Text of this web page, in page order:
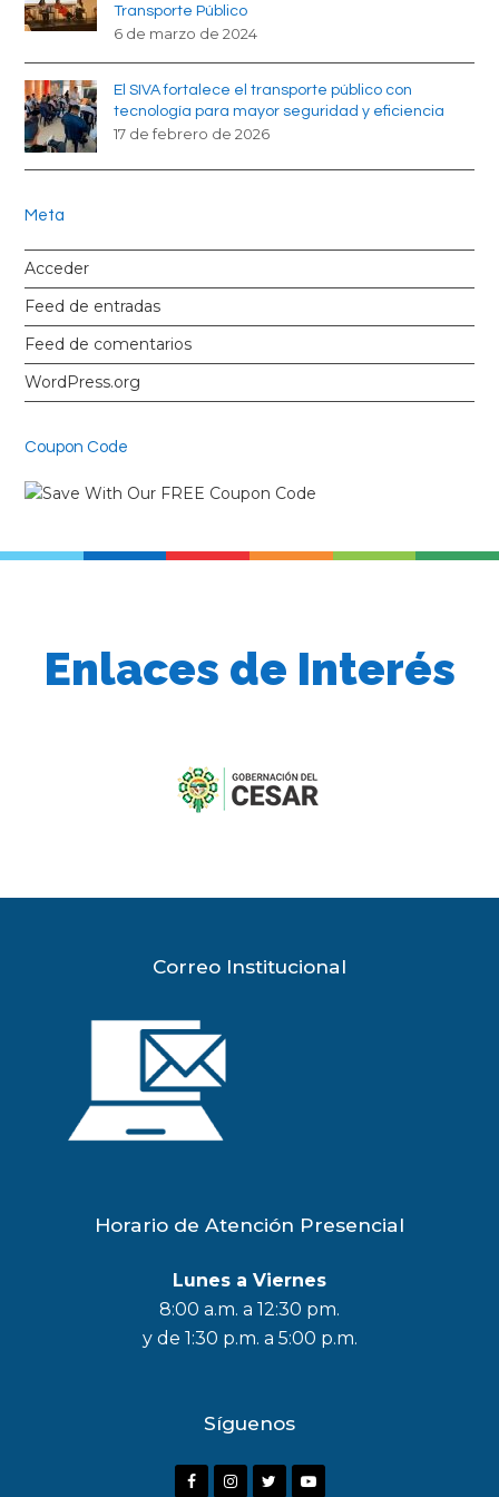
Transporte Público
6 de marzo de 2024
El SIVA fortalece el transporte público con
tecnología para mayor seguridad y eficiencia
17 de febrero de 2026
Meta
Acceder
Feed de entradas
Feed de comentarios
WordPress.org
Coupon Code
Enlaces de Interés
Correo Institucional
Horario de Atención Presencial
Lunes a Viernes
8:00 a.m. a 12:30 pm.
y de 1:30 p.m. a 5:00 p.m.
Síguenos
F I Y